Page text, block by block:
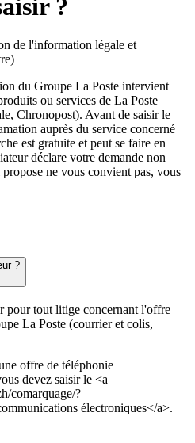
?
de l'information légale et
du Groupe La Poste intervient
ou services de La Poste
Chronopost). Avant de saisir le
auprès du service concerné
est gratuite et peut se faire en
déclare votre demande non
ne vous convient pas, vous
?
pour tout litige concernant l'offre
La Poste (courrier et colis,
offre de téléphonie
devez saisir le <a
comarquage/?
électroniques</a>.